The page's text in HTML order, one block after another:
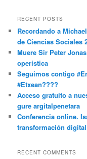
RECENT POSTS
Recordando a
de Ciencias Sociales
Muere Sir Peter
operística
Seguimos contigo
#Etxean????
Acceso gratuito a
gure argitalpenetara
Conferencia online.
transformación
RECENT COMMENTS